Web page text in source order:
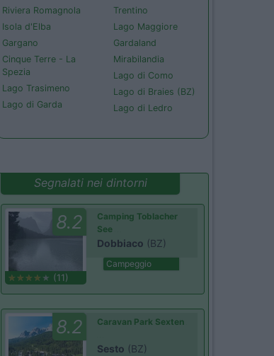
Riviera Romagnola
Isola d'Elba
Gargano
Cinque Terre - La
Spezia
Lago Trasimeno
Lago di Garda
Trentino
Lago Maggiore
Gardaland
Mirabilandia
Lago di Como
Lago di Braies (BZ)
Lago di Ledro
Segnalati nei dintorni
8.2
(11)
Camping Toblacher
See
Dobbiaco (BZ)
Campeggio
8.2 Caravan Park Sexten
Sesto (BZ)